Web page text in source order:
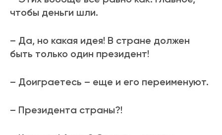
чтобы деньги шли.
– Да, но какая идея! В стране должен
быть только один президент!
– Доиграетесь – еще и его переименуют.
– Президента страны?!